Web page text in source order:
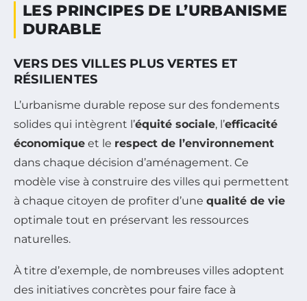
LES PRINCIPES DE L’URBANISME
DURABLE
VERS DES VILLES PLUS VERTES ET
RÉSILIENTES
L’urbanisme durable repose sur des fondements
solides qui intègrent l’équité sociale, l’efficacité
économique et le respect de l’environnement
dans chaque décision d’aménagement. Ce
modèle vise à construire des villes qui permettent
à chaque citoyen de profiter d’une qualité de vie
optimale tout en préservant les ressources
naturelles.
À titre d’exemple, de nombreuses villes adoptent
des initiatives concrètes pour faire face à